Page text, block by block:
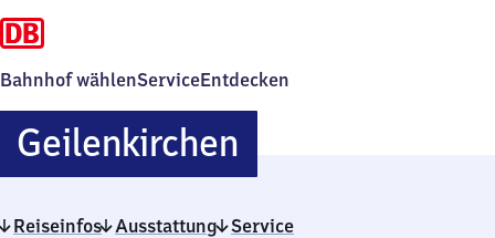
Bahnhof wählenServiceEntdecken
GeilenkirchenGeilenkirchen
Reiseinfos Ausstattung Service